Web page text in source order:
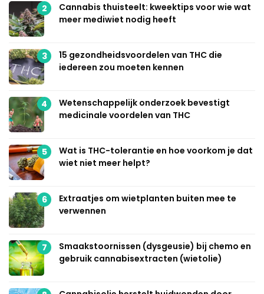
2
Cannabis thuisteelt: kweektips voor wie wat
meer mediwiet nodig heeft
3
15 gezondheidsvoordelen van THC die
iedereen zou moeten kennen
4
Wetenschappelijk onderzoek bevestigt
medicinale voordelen van THC
5
Wat is THC-tolerantie en hoe voorkom je dat
wiet niet meer helpt?
6
Extraatjes om wietplanten buiten mee te
verwennen
7
Smaakstoornissen (dysgeusie) bij chemo en
gebruik cannabisextracten (wietolie)